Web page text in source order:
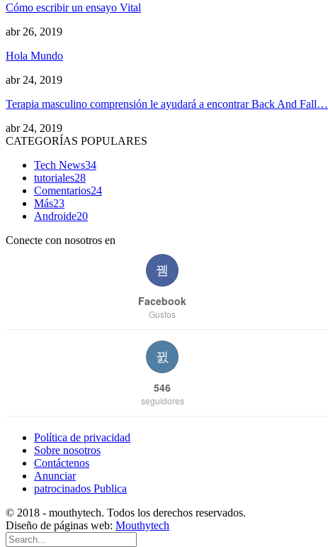
Cómo escribir un ensayo Vital
abr 26, 2019
Hola Mundo
abr 24, 2019
Terapia masculino comprensión le ayudará a encontrar Back And Fall…
abr 24, 2019
CATEGORÍAS POPULARES
Tech News34
tutoriales28
Comentarios24
Más23
Androide20
Conecte con nosotros en
Facebook
Gustos
546
seguidores
Política de privacidad
Sobre nosotros
Contáctenos
Anunciar
patrocinados Publica
© 2018 - mouthytech. Todos los derechos reservados.
Diseño de páginas web: Mouthytech